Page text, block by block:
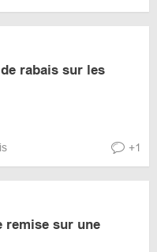
rabais sur les
+1
remise sur une